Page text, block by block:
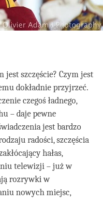
jest szczęście? Czym jest
dokładnie przyjrzeć.
czegoś ładnego,
– daje pewne
jest bardzo
radości, szczęścia
hałas,
telewizji – już w
rozrywki w
nowych miejsc,